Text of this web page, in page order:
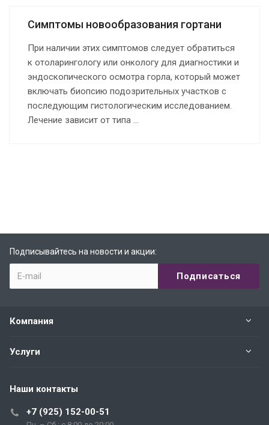
Симптомы новообразования гортани
При наличии этих симптомов следует обратиться
к отоларингологу или онкологу для диагностики и
эндоскопического осмотра горла, который может
включать биопсию подозрительных участков с
последующим гистологическим исследованием.
Лечение зависит от типа ...
Подписывайтесь на новости и акции:
Компания
Услуги
Наши контакты
+7 (925) 152-00-51